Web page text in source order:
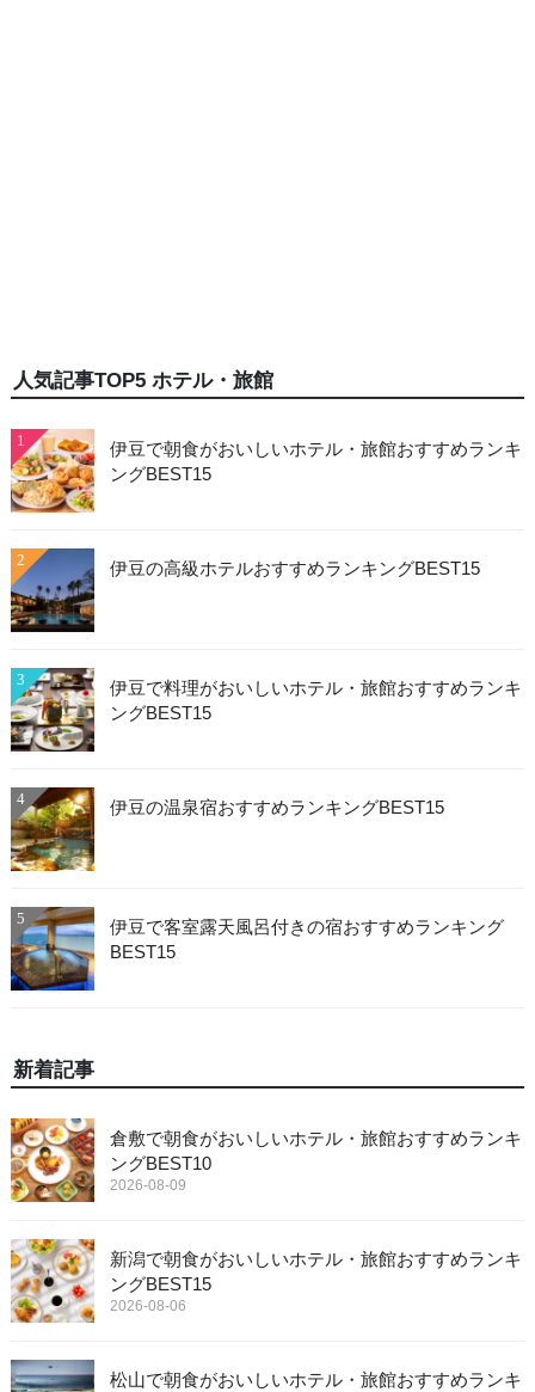
人気記事TOP5 ホテル・旅館
1
伊豆で朝食がおいしいホテル・旅館おすすめランキ
ングBEST15
2 伊豆の高級ホテルおすすめランキングBEST15
3
伊豆で料理がおいしいホテル・旅館おすすめランキ
ングBEST15
4 伊豆の温泉宿おすすめランキングBEST15
5
伊豆で客室露天風呂付きの宿おすすめランキング
BEST15
新着記事
倉敷で朝食がおいしいホテル・旅館おすすめランキ
ングBEST10
2026-08-09
新潟で朝食がおいしいホテル・旅館おすすめランキ
ングBEST15
2026-08-06
松山で朝食がおいしいホテル・旅館おすすめランキ